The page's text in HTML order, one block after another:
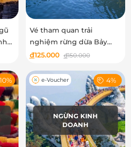
Vé tham quan trải
nghiệm rừng dừa Bảy
Mẫu dành cho 02 khách
đ125.000 đ150.000
10%
NGỪNG KINH
DOANH
e-Voucher 4%